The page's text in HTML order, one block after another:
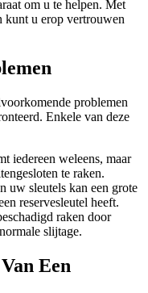
om u te helpen. Met
kunt u erop vertrouwen
problemen
Enkele van deze
iedereen weleens, maar
te raken.
uw sleutels kan een grote
reservesleutel heeft.
raken door
slijtage.
Een